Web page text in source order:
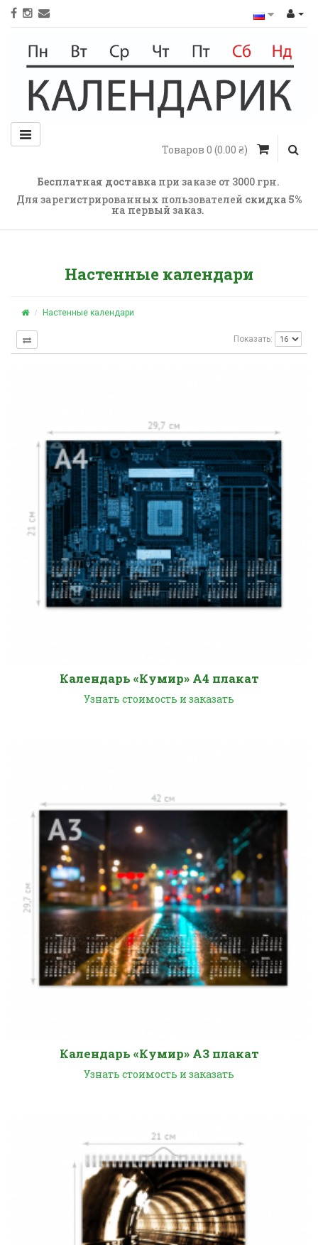
Товаров 0 (0.00 ₴)
Бесплатная доставкапри заказе от 3000 грн.
Для зарегистрированных пользователей cкидка 5%
на первый заказ.
Настенные календари
Настенные календари
Показать:
Календарь «Кумир» А4 плакат
Узнать стоимость и заказать
Календарь «Кумир» А3 плакат
Узнать стоимость и заказать